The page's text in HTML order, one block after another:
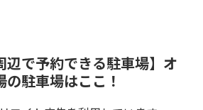
辺で予約できる駐車場】オ
駐車場はここ！